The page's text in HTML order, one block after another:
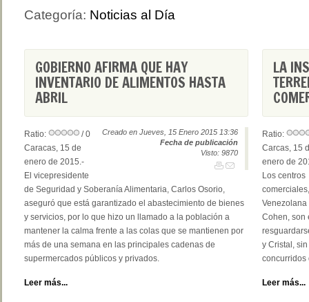
Categoría: Noticias al Día
GOBIERNO AFIRMA QUE HAY
INVENTARIO DE ALIMENTOS HASTA
ABRIL
Creado en Jueves, 15 Enero 2015 13:36
Fecha de publicación
Visto: 9870
Ratio:
/ 0
Caracas, 15 de
enero de 2015.-
El vicepresidente
de Seguridad y Soberanía Alimentaria, Carlos Osorio,
aseguró que está garantizado el abastecimiento de bienes
y servicios, por lo que hizo un llamado a la población a
mantener la calma frente a las colas que se mantienen por
más de una semana en las principales cadenas de
supermercados públicos y privados.
Leer más...
LA
Ratio:
Carcas, 15
enero de
Los centros
Cohen, son
y Cristal,
concurridos
Leer más...